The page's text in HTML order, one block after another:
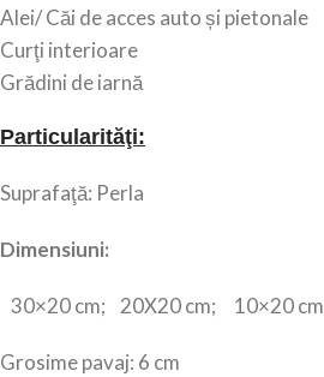
Alei/Căi de acces auto și pietonale
Curţi interioare
Grădini de iarnă
Particularităţi:
Suprafaţă: Perla
Dimensiuni:
30×20 cm; 20X20 cm; 10×20 cm
Grosime pavaj: 6 cm